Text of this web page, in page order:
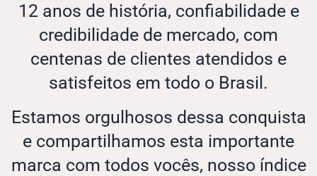
12 anos de história, confiabilidade e
credibilidade de mercado, com
centenas de clientes atendidos e
satisfeitos em todo o Brasil.
Estamos orgulhosos dessa conquista
e compartilhamos esta importante
marca com todos vocês, nosso índice